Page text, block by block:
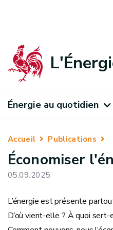
Énergie au quotidien
Accueil Publications
Économiser
05.09.2025
L’énergie est présente
D’où vient-elle ? À quoi